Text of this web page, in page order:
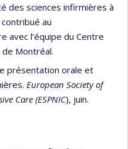
des sciences infirmières à
au
avec l’équipe du Centre
Montréal.
présentation orale et
European Society of
Care (ESPNIC), juin.